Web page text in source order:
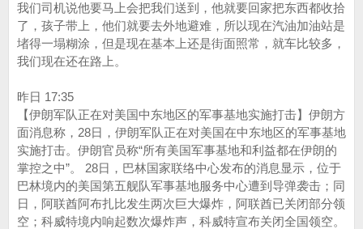
我们司机说他要马上会把我们送到，他就要回家把东西都收拾
了，孩子带上，他们就要去外地避难，所以现在汽油加油站是
堵得一塌糊涂，但是现在基本上还是街面照常，就车比较多，
我们现在还在路上。
昨日 17:35
【伊朗军队正在对美国中东地区的军事基地实施打击】伊朗方
面消息称，28日，伊朗军队正在对美国在中东地区的军事基地
实施打击。伊朗官员称“所有美国军事基地和利益都在伊朗的
掌控之中”。 28日，巴林国家联络中心发布的消息显示，位于
巴林境内的美国第五舰队军事基地服务中心遭到导弹袭击；同
日，阿联酋阿布扎比发生两次巨大爆炸，阿联酋已关闭部分领
空；科威特境内响起数次爆炸声，科威特宣布关闭全国领空。